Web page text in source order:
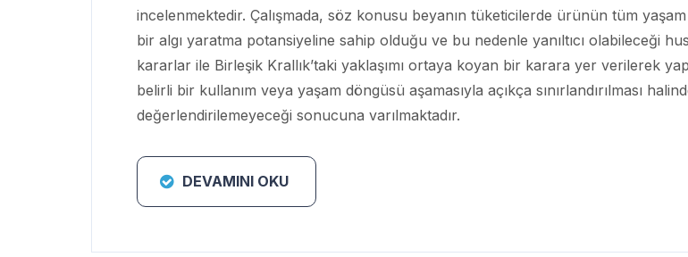
incelenmektedir. Çalışmada, söz konusu beyanın tüketicilerde ürünün tüm
bir algı yaratma potansiyeline sahip olduğu ve bu nedenle yanıltıcı olabileceği
kararlar ile Birleşik Krallık’taki yaklaşımı ortaya koyan bir karara yer verilerek
belirli bir kullanım veya yaşam döngüsü aşamasıyla açıkça sınırlandırılması
değerlendirilemeyeceği sonucuna varılmaktadır.
DEVAMINI OKU